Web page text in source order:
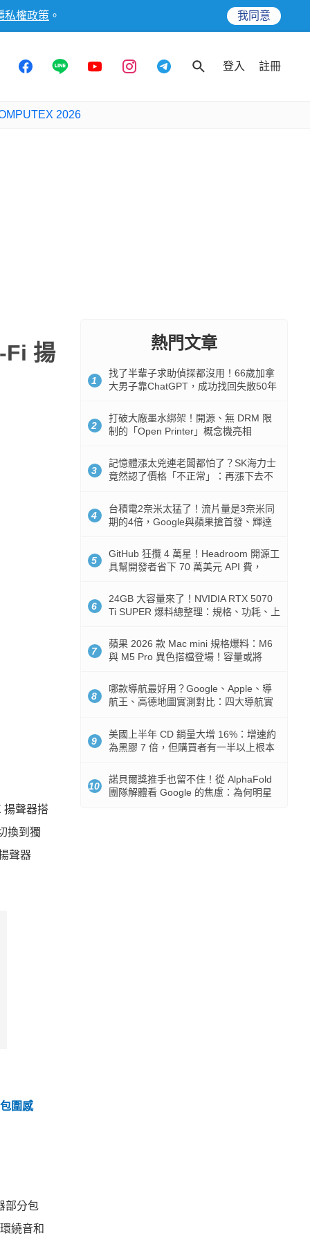
私權政策 。 我同意
登入 註冊
2026
Fi 揚
揚聲器搭
換到獨
聲器
圍感
部分包
繞音和
熱門文章
1
找了半輩子求助偵探都沒用！66歲加拿
大男子靠ChatGPT，成功找回失散50年
2
打破大廠墨水綁架！開源、無 DRM 限
制的「Open Printer」概念機亮相
3
記憶體漲太兇連老闆都怕了？SK海力士
竟然認了價格「不正常」：再漲下去不
4
台積電2奈米太猛了！流片量是3奈米同
期的4倍，Google與蘋果搶首發、輝達
5
GitHub 狂攬 4 萬星！Headroom 開源工
具幫開發者省下 70 萬美元 API 費，
6
24GB 大容量來了！NVIDIA RTX 5070
Ti SUPER 爆料總整理：規格、功耗、上
7
蘋果 2026 款 Mac mini 規格爆料：M6
與 M5 Pro 異色搭檔登場！容量或將
8
哪款導航最好用？Google、Apple、導
航王、高德地圖實測對比：四大導航實
9
美國上半年 CD 銷量大增 16%：增速約
為黑膠 7 倍，但購買者有一半以上根本
10
諾貝爾獎推手也留不住！從 AlphaFold
團隊解體看 Google 的焦慮：為何明星